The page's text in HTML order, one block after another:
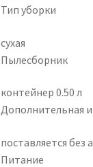
Тип уборки
сухая
Пылесборник
контейнер 0.50 л
Дополнительная
поставляется без
Питание